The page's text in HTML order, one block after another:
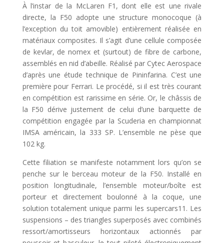
À l’instar de la McLaren F1, dont elle est une rivale
directe, la F50 adopte une structure monocoque (à
l’exception du toit amovible) entièrement réalisée en
matériaux composites. Il s’agit d’une cellule composée
de kevlar, de nomex et (surtout) de fibre de carbone,
assemblés en nid d’abeille. Réalisé par Cytec Aerospace
d’après une étude technique de Pininfarina. C’est une
première pour Ferrari. Le procédé, si il est très courant
en compétition est rarissime en série. Or, le châssis de
la F50 dérive justement de celui d’une barquette de
compétition engagée par la Scuderia en championnat
IMSA américain, la 333 SP. L’ensemble ne pèse que
102 kg.
Cette filiation se manifeste notamment lors qu’on se
penche sur le berceau moteur de la F50. Installé en
position longitudinale, l’ensemble moteur/boîte est
porteur et directement boulonné à la coque, une
solution totalement unique parmi les supercars11. Les
suspensions – des triangles superposés avec combinés
ressort/amortisseurs horizontaux actionnés par